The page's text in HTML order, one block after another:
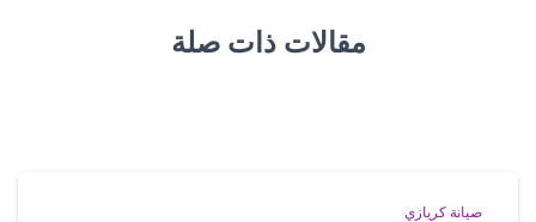
مقالات ذات صلة
صيانة كريازي